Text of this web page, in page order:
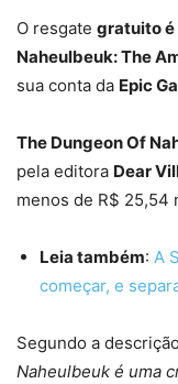
O resgate gratuito é
Naheulbeuk: The
sua conta da Epic
The Dungeon Of
pela editora Dear
menos de R$ 25,54
Leia também: A
começar, e
Segundo a
Naheulbeuk é uma